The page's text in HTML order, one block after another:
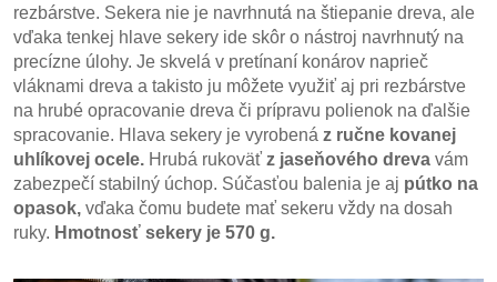
rezbárstve. Sekera nie je navrhnutá na štiepanie dreva, ale
vďaka tenkej hlave sekery ide skôr o nástroj navrhnutý na
precízne úlohy. Je skvelá v pretínaní konárov naprieč
vláknami dreva a takisto ju môžete využiť aj pri rezbárstve
na hrubé opracovanie dreva či prípravu polienok na ďalšie
spracovanie. Hlava sekery je vyrobená z ručne kovanej
uhlíkovej ocele. Hrubá rukoväť z jaseňového dreva vám
zabezpečí stabilný úchop. Súčasťou balenia je aj pútko na
opasok, vďaka čomu budete mať sekeru vždy na dosah
ruky. Hmotnosť sekery je 570 g.